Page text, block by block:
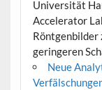
Universität
Accelerator
Röntgenbilder
geringeren
Neue